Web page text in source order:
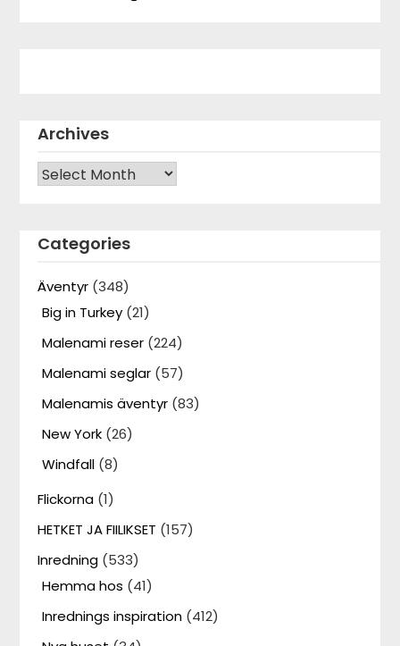
Archives
Archives
Categories
Äventyr (348)
Big in Turkey (21)
Malenami reser (224)
Malenami seglar (57)
Malenamis äventyr (83)
New York (26)
Windfall (8)
Flickorna (1)
HETKET JA FIILIKSET (157)
Inredning (533)
Hemma hos (41)
Inrednings inspiration (412)